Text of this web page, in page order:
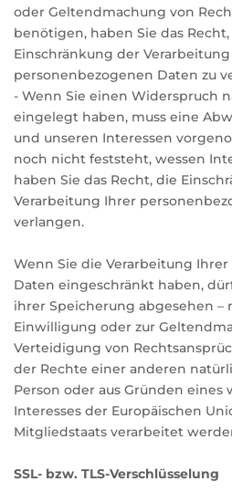
oder Geltendmachung von
benötigen, haben Sie das
Einschränkung der
personenbezogenen Daten zu
- Wenn Sie einen Widerspruch
eingelegt haben, muss eine
und unseren Interessen
noch nicht feststeht, wessen
haben Sie das Recht, die
Verarbeitung Ihrer
verlangen.
Wenn Sie die Verarbeitung
Daten eingeschränkt haben,
ihrer Speicherung abgesehen –
Einwilligung oder zur
Verteidigung von
der Rechte einer anderen
Person oder aus Gründen
Interesses der Europäischen
Mitgliedstaats verarbeitet
SSL- bzw. TLS-Verschlüsselung